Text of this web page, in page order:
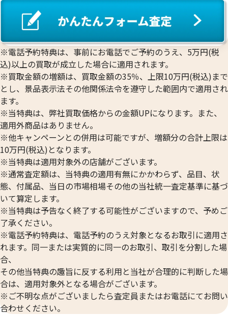
プラチナ1000(Pt1000)ネックレス・リン
グまとめ
43.6g
参考買取価格
663,100円
プラチナ850
ネックレス
リングまとめ
39.0g
参考買取価格
516,400 円
プラチナ850(Pt850)ネックレス・指輪
34.0g
参考買取価格
450,200円
31.0g
410,500円
※電話予約特典は、事前にお電話でご予約のうえ、5万円(税
込)以上の買取が成立した場合に適用されます。
※買取金額の増額は、買取金額の35％、上限10万円(税込)まで
とし、景品表示法その他関係法令を遵守した範囲内で適用され
ます。
※当特典は、弊社買取価格からの金額UPになります。また、
適用外商品はありません。
※他キャンペーンとの併用は可能ですが、増額分の合計上限は
10万円(税込)となります。
※当特典は適用対象外の店舗がございます。
※通常査定額は、当特典の適用有無にかかわらず、品目、状
態、付属品、当日の市場相場その他の当社統一査定基準に基づ
いて算定します。
※当特典は予告なく終了する可能性がございますので、予めご
了承ください。
※電話予約特典は、電話予約のうえ対象となるお取引に適用さ
れます。同一または実質的に同一のお取引、取引を分割した場
合、
その他当特典の趣旨に反する利用と当社が合理的に判断した場
合は、適用対象外となる場合がございます。
※ご不明な点がございましたら査定員またはお電話にてお問い
合わせください。